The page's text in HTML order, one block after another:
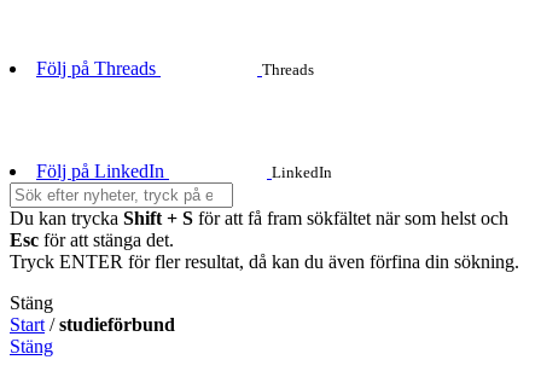
Följ på Threads Threads
Följ på LinkedIn LinkedIn
Du kan trycka Shift + S för att få fram sökfältet när som helst och
Esc för att stänga det.
Tryck ENTER för fler resultat, då kan du även förfina din sökning.
Stäng
Start /studieförbund
Stäng